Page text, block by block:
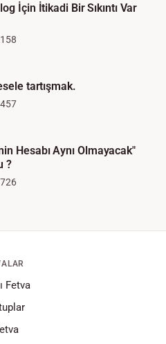
İçin İtikadi Bir Sıkıntı Var
tartışmak.
Hesabı Aynı Olmayacak"
?
Fetva